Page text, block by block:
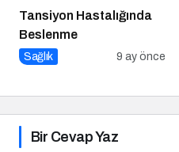
Tansiyon Hastalığında
Beslenme
Sağlık 9 ay önce
Bir Cevap Yaz